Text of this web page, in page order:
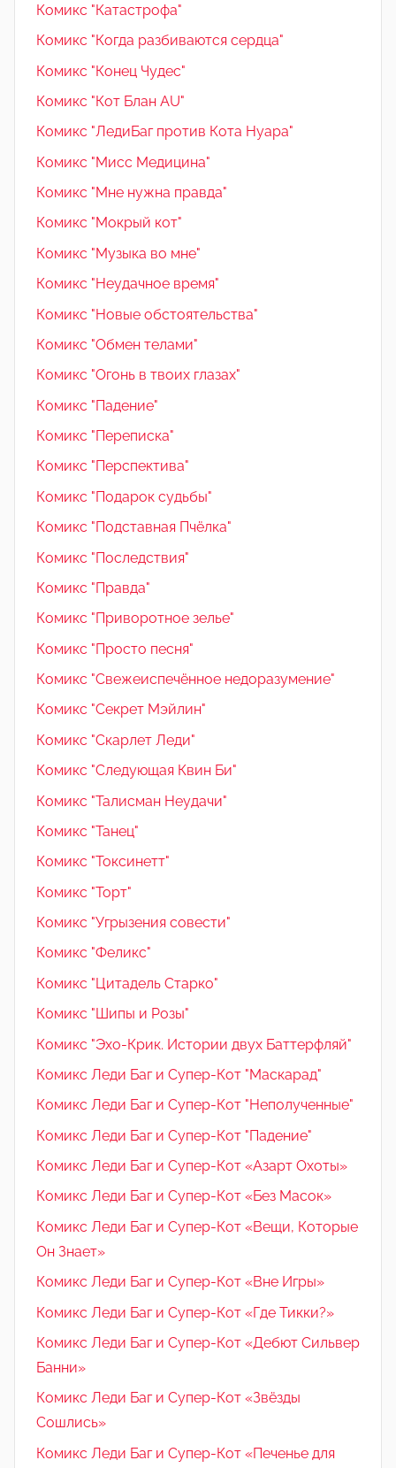
Комикс "Катастрофа"
Комикс "Когда разбиваются сердца"
Комикс "Конец Чудес"
Комикс "Кот Блан AU"
Комикс "ЛедиБаг против Кота Нуара"
Комикс "Мисс Медицина"
Комикс "Мне нужна правда"
Комикс "Мокрый кот"
Комикс "Музыка во мне"
Комикс "Неудачное время"
Комикс "Новые обстоятельства"
Комикс "Обмен телами"
Комикс "Огонь в твоих глазах"
Комикс "Падение"
Комикс "Переписка"
Комикс "Перспектива"
Комикс "Подарок судьбы"
Комикс "Подставная Пчёлка"
Комикс "Последствия"
Комикс "Правда"
Комикс "Приворотное зелье"
Комикс "Просто песня"
Комикс "Свежеиспечённое недоразумение"
Комикс "Секрет Мэйлин"
Комикс "Скарлет Леди"
Комикс "Следующая Квин Би"
Комикс "Талисман Неудачи"
Комикс "Танец"
Комикс "Токсинетт"
Комикс "Торт"
Комикс "Угрызения совести"
Комикс "Феликс"
Комикс "Цитадель Старко"
Комикс "Шипы и Розы"
Комикс "Эхо-Крик. Истории двух Баттерфляй"
Комикс Леди Баг и Супер-Кот "Маскарад"
Комикс Леди Баг и Супер-Кот "Неполученные"
Комикс Леди Баг и Супер-Кот "Падение"
Комикс Леди Баг и Супер-Кот «Азарт Охоты»
Комикс Леди Баг и Супер-Кот «Без Масок»
Комикс Леди Баг и Супер-Кот «Вещи, Которые
Он Знает»
Комикс Леди Баг и Супер-Кот «Вне Игры»
Комикс Леди Баг и Супер-Кот «Где Тикки?»
Комикс Леди Баг и Супер-Кот «Дебют Сильвер
Банни»
Комикс Леди Баг и Супер-Кот «Звёзды
Сошлись»
Комикс Леди Баг и Супер-Кот «Печенье для